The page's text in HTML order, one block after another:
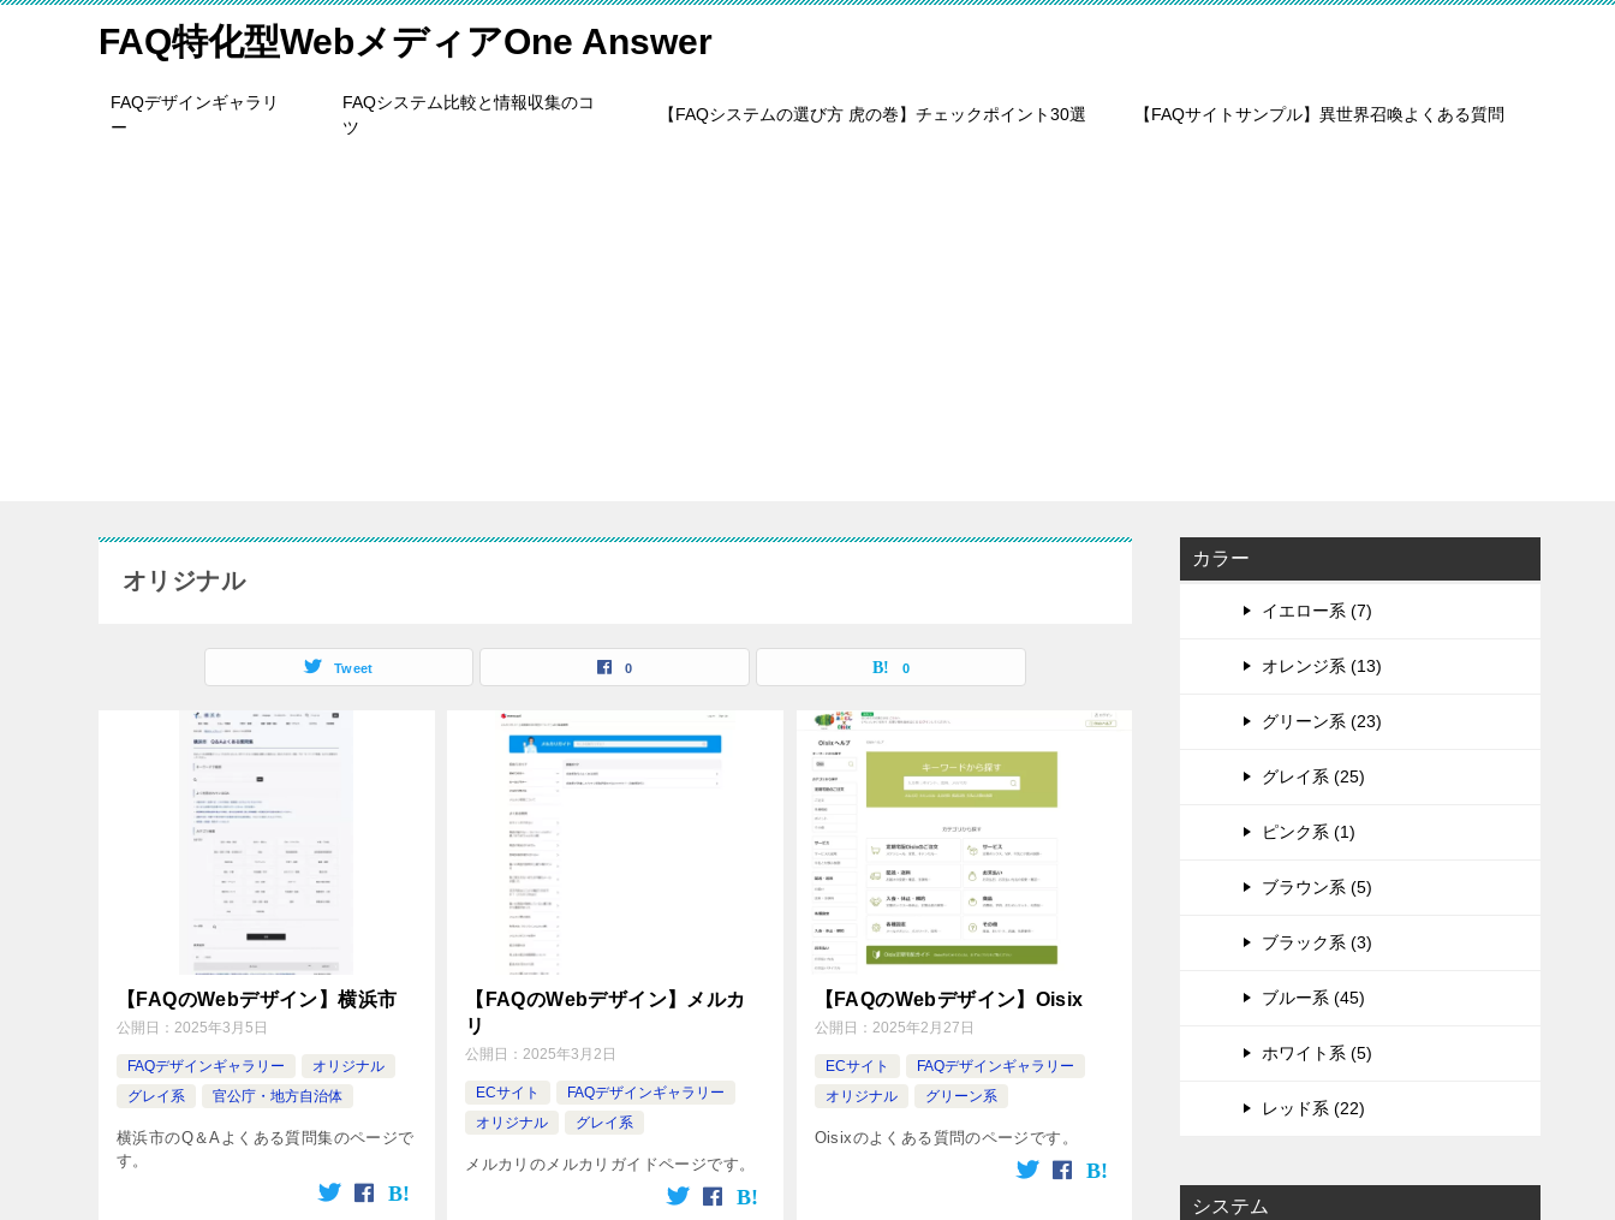
FAQ特化型WebメディアOne Answer
FAQデザインギャラリ
ー
FAQシステム比較と情報収集のコ
ツ
【FAQシステムの選び方 虎の巻】チェックポイント30選 【FAQサイトサンプル】異世界召喚よくある質問
オリジナル
Tweet 0 0
【FAQのWebデザイン】横浜市
公開日： 2025年3月5日
FAQデザインギャラリー
オリジナル
グレイ系
官公庁・地方自治体
横浜市のQ＆Aよくある質問集のページで
す。
【FAQのWebデザイン】メルカ
リ
公開日：2025年3月2日
ECサイト
FAQデザインギャラリー
オリジナル
グレイ系
メルカリのメルカリガイドページです。
【FAQのWebデザイン】Oisix
公開日： 2025年2月27日
ECサイト
FAQデザインギャラリー
オリジナル
グリーン系
Oisixのよくある質問のページです。
カラー
イエロー系 (7)
オレンジ系 (13)
グリーン系 (23)
グレイ系 (25)
ピンク系 (1)
ブラウン系 (5)
ブラック系 (3)
ブルー系 (45)
ホワイト系 (5)
レッド系 (22)
システム